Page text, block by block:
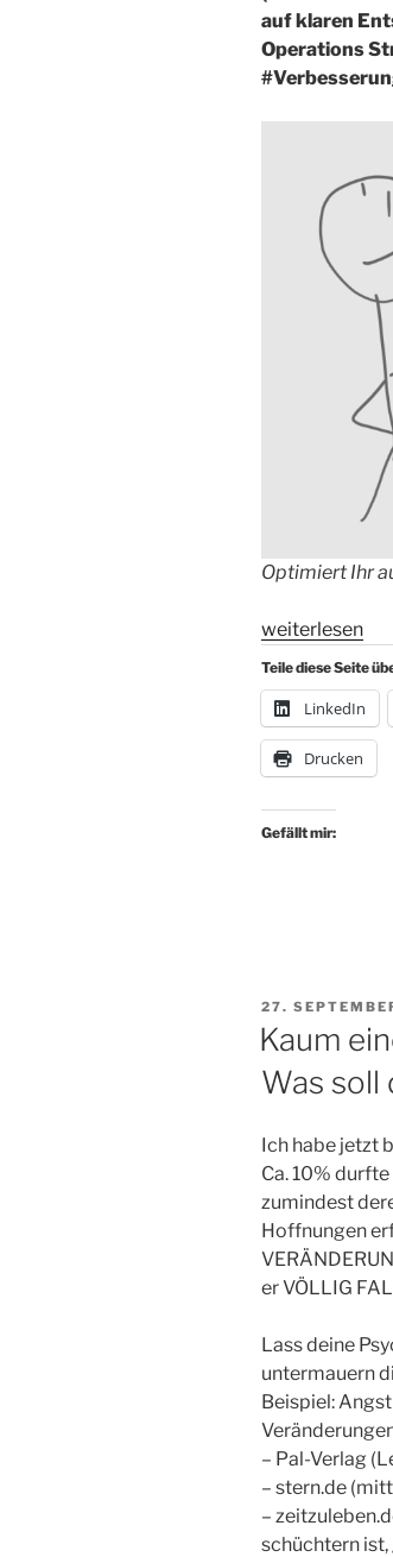
auf klaren
Operations
Optimiert Ihr
Verbesserung
reicht
nicht“
weiterlesen
Teile diese Seite
LinkedIn
Drucken
Gefällt mir:
AM
27.
Kaum
Was soll
Ich habe jetzt
Ca. 10%
zumindest
Hoffnungen
er VÖLLIG
Lass deine
untermauern
Beispiel:
– Pal-Verlag
– stern.de
–
schüchtern